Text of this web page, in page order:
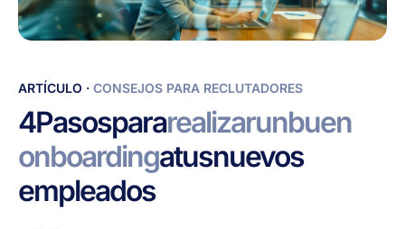
4
Pasos
para
realizar
buen
ARTÍCULO · CONSEJOS PARA RECLUTADORES
4Pasospararealizarunbuen
onboardingatusnuevos
empleados